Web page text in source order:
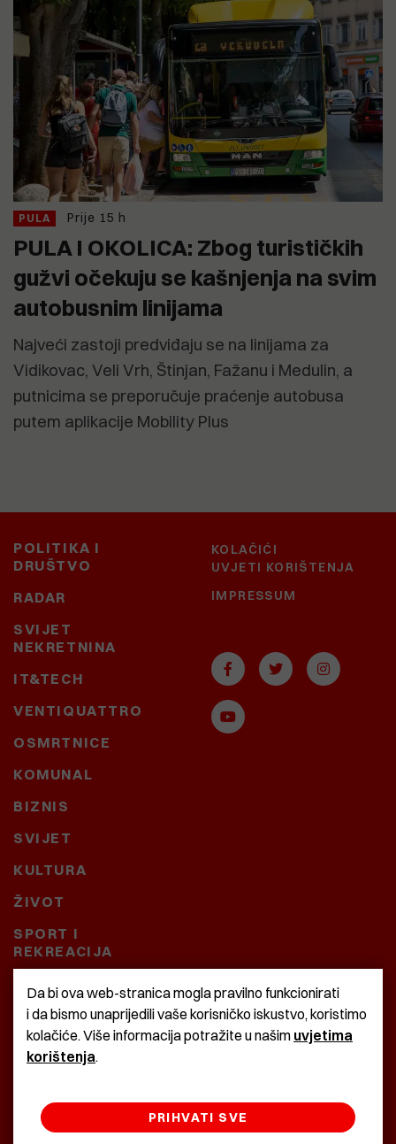
PULA Prije 15 h
PULA I OKOLICA: Zbog turističkih
gužvi očekuju se kašnjenja na svim
autobusnim linijama
Najveći zastoji predviđaju se na linijama za
Vidikovac, Veli Vrh, Štinjan, Fažanu i Medulin, a
putnicima se preporučuje praćenje autobusa
putem aplikacije Mobility Plus
POLITIKA I
DRUŠTVO
RADAR
SVIJET
NEKRETNINA
IT&TECH
VENTIQUATTRO
OSMRTNICE
KOMUNAL
BIZNIS
SVIJET
KULTURA
ŽIVOT
SPORT I
REKREACIJA
CRNA KRONIKA
BAŠTARDINI I PRAVI
KRASNA ZEMLJA
KOLAČIĆI
UVJETI KORIŠTENJA
IMPRESSUM
Da bi ova web-stranica mogla pravilno funkcionirati
i da bismo unaprijedili vaše korisničko iskustvo, koristimo
kolačiće. Više informacija potražite u našim uvjetima
korištenja.
PRIHVATI SVE